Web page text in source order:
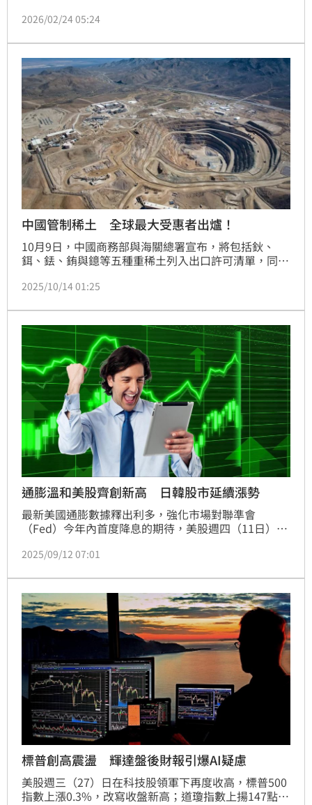
收跌735點，徹底粉碎市場樂觀情緒。國際社會譁然，
企業暫緩重大投資。儘管輝達股價抗跌，台積電ADR表
現穩健，分析師仍指出，川普頻繁的政策轉彎已嚴重打
擊投資人信心，加上科技業發展變數，美股短期內恐難
擺脫高風
2026/02/24 05:24
中國管制稀土 全球最大受惠者出爐！
10月9日，中國商務部與海關總署宣布，將包括鈥、
鉺、銩、銪與鐿等五種重稀土列入出口許可清單，同時
鏈的技術與設備納入管制。這不再只是限制資源的流
晰：與其擔心稀土被替代，不如讓任何生產稀土產品的
技術都需仰賴中國。
2025/10/14 01:25
通膨溫和美股齊創新高 日韓股市延續漲勢
最新美國通膨數據釋出利多，強化市場對聯準會
（Fed）今年內首度降息的期待，美股週四（11日）全
大關，標普500與那斯達克同步收紅，改寫歷史新高。
2025/09/12 07:01
標普創高震盪 輝達盤後財報引爆AI疑慮
美股週三（27）日在科技股領軍下再度收高，標普500
指數上漲0.3%，改寫收盤新高；道瓊指數上揚147點，